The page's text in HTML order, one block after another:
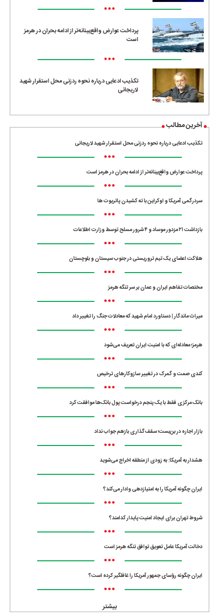
•••
پرداخت عوارض واقع‌بینانه‌تر از ادامه بحران در هرمز
است
•••
تکذیب ادعایی درباره نحوه ردزنی محل استقرار شهید
لاریجانی
آخرین مطالب
تکذیب ادعایی درباره نحوه ردزنی محل استقرار شهید لاریجانی
•••
پرداخت عوارض واقع‌بینانه‌تر از ادامه بحران در هرمز است
•••
سردرگمی آمریکا و اوکراین با ته کشیدن پاتریوت ها
•••
بازداشت ۲۱ مزدور موساد و ۴ شرور مسلح توسط وزارت اطلاعات
•••
هلاکت اعضای یک تیم تروریستی در جنوب سیستان و بلوچستان
•••
مختصات تفاهم ایران و عمان بر سر تنگه هرمز
•••
میراث ماندگار | دستاورد امام شهید که معادلات جنگ را تغییر داد
•••
هرمز؛ معادله‌ای که با امنیت ایران تعریف می‌شود
•••
کندی صمت و گمرک در تغییر سازوکارهای ترخیص
•••
بانک مرکزی فقط با یک‌ پنجم درخواست پول بانک‌ها موافقت کرد
•••
بازار اجاره در بن‌بست؛ سقف‌گذاری بازهم جواب نداد
•••
هشدار به آمریکا: به زودی از منطقه اخراج می‌شوید
•••
ایران چگونه آمریکا را به امتیازدهی وادار می‌کند؟
•••
شروط تهران برای ایجاد امنیت پایدار کدامند؟
•••
دخالت آمریکا عامل تعویق توافق تنگه هرمز است
•••
ایران چگونه رؤسای جمهور آمریکا را غافلگیر کرده است؟
•••
بیشتر